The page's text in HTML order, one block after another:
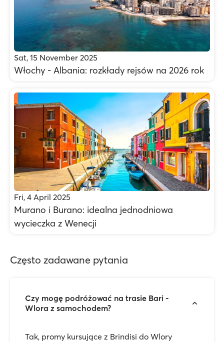
Sat, 15 November 2025
Włochy - Albania: rozkłady rejsów na 2026 rok
Fri, 4 April 2025
Murano i Burano: idealna jednodniowa
wycieczka z Wenecji
Często zadawane pytania
Czy mogę podróżować na trasie Bari -
Wlora z samochodem?
Tak, promy kursujące z Brindisi do Wlory